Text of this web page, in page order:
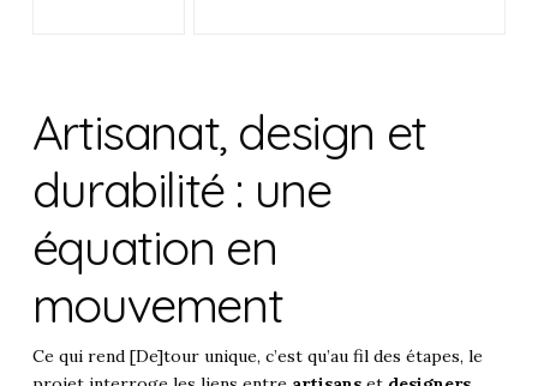
Artisanat, design et
durabilité : une
équation en
mouvement
Ce qui rend [De]tour unique, c’est qu’au fil des étapes, le